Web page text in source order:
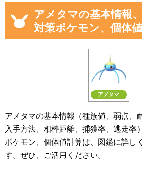
アメタマの基本情報
対策ポケモン、個体
アメタマ
アメタマの基本情報（種族値、弱点、
入手方法、相棒距離、捕獲率、逃走率
ポケモン、個体値計算は、図鑑に詳し
す。ぜひ、ご活用ください。